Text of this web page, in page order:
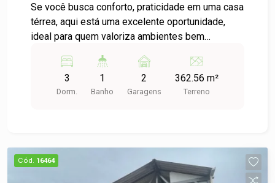
Se você busca conforto, praticidade em uma casa
térrea, aqui está uma excelente oportunidade,
ideal para quem valoriza ambientes bem
na entrada, com destaque a um amplo jardim
gramado na parte frontal, ocupando praticamente
metade do terreno. Um espaço encantador, com
até mesmo futuras ampliações. A casa conta com
3 dormitórios de bom tamanho, sendo o principal
3
Dorm.
1
Banho
2
Garagens
362.56 m²
Terreno
Cód. 16464